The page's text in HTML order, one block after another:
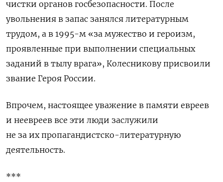
чистки органов госбезопасности. После
увольнения в запас занялся литературным
трудом, а в 1995-м «за мужество и героизм,
проявленные при выполнении специальных
заданий в тылу врага», Колесникову присвоили
звание Героя России.
Впрочем, настоящее уважение в памяти евреев
и неевреев все эти люди заслужили
не за их пропагандистско-литературную
деятельность.
***